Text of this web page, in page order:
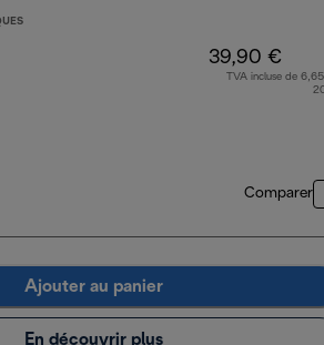
39,90 €
TVA incluse de
Comparer
Ajouter au panier
En découvrir plus